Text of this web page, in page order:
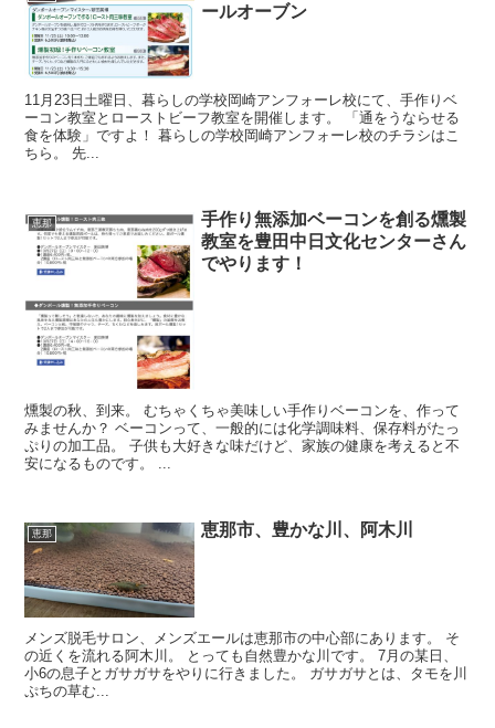
ールオーブン
11月23日土曜日、暮らしの学校岡崎アンフォーレ校にて、手作りベ
ーコン教室とローストビーフ教室を開催します。 「通をうならせる
食を体験」ですよ！ 暮らしの学校岡崎アンフォーレ校のチラシはこ
ちら。 先...
恵那
手作り無添加ベーコンを創る燻製
教室を豊田中日文化センターさん
でやります！
燻製の秋、到来。 むちゃくちゃ美味しい手作りベーコンを、作って
みませんか？ ベーコンって、一般的には化学調味料、保存料がたっ
ぷりの加工品。 子供も大好きな味だけど、家族の健康を考えると不
安になるものです。 ...
恵那 恵那市、豊かな川、阿木川
メンズ脱毛サロン、メンズエールは恵那市の中心部にあります。 そ
の近くを流れる阿木川。 とっても自然豊かな川です。 7月の某日、
小6の息子とガサガサをやりに行きました。 ガサガサとは、タモを川
ぷちの草む...